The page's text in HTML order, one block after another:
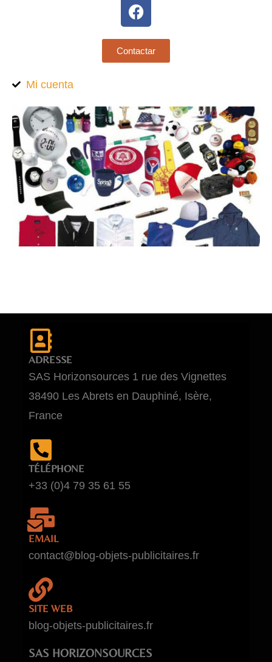
Contactar
Mi cuenta
ADRESSE
SAS Horizonsources 1 rue des Vignettes
38490 Les Abrets en Dauphiné, Isère,
France
TÉLÉPHONE
+33 (0)4 79 35 61 55
EMAIL
contact@blog-objets-publicitaires.fr
SITE WEB
blog-objets-publicitaires.fr
SAS HORIZONSOURCES